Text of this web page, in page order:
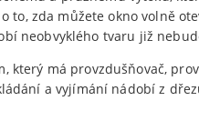
to, zda můžete okno volně
neobvyklého tvaru již
který má provzdušňovač,
a vyjímání nádobí z